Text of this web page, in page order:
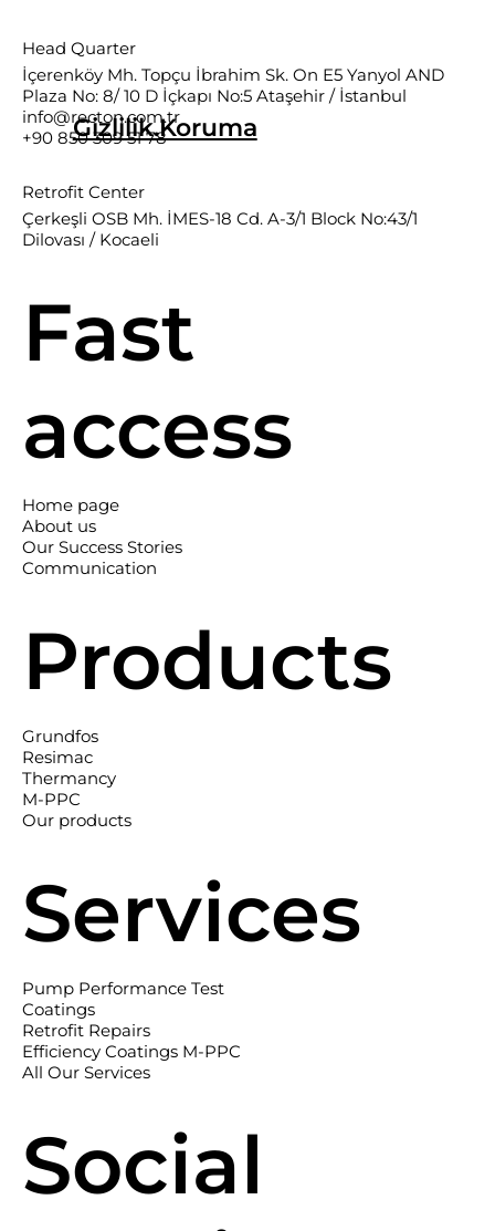
Fast
access
Home page
About us
Our Success Stories
Communication
Products
Grundfos
Resimac
Thermancy
M-PPC
Our products
Services
Pump Performance Test
Coatings
Retrofit Repairs
Efficiency Coatings M-PPC
All Our Services
Social
Retrofit Center
Çerkeşli OSB Mh. İMES-18 Cd. A-3/1 Block No:43/1
Dilovası / Kocaeli
Head Quarter
İçerenköy Mh. Topçu İbrahim Sk. On E5 Yanyol AND
Plaza No: 8/ 10 D İçkapı No:5 Ataşehir / İstanbul
info@recton.com.tr
+90 850 309 51 78
Gizlilik.Koruma